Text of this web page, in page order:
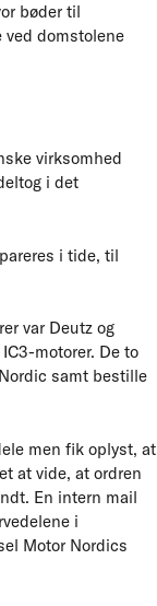
bøder til
ved domstolene
virksomhed
i det
i tide, til
var Deutz og
motorer. De to
samt bestille
men fik oplyst, at
at vide, at ordren
En intern mail
i
Motor Nordics